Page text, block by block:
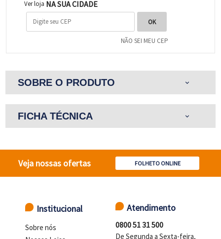
Ver loja NA SUA CIDADE
NÃO SEI MEU CEP
SOBRE O PRODUTO expand_more
FICHA TÉCNICA expand_more
Veja nossas ofertas FOLHETO ONLINE
Institucional
Sobre nós
Atendimento
0800 51 31 500
De Segunda a Sexta-feira,